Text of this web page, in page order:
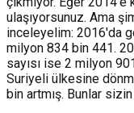
ulaşıyorsunuz. Ama
inceleyelim: 2016'da
milyon 834 bin 441.
sayısı ise 2 milyon
Suriyeli ülkesine
bin artmış. Bunlar sizin